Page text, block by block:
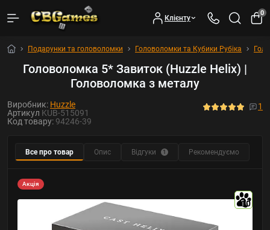
Клієнту
0
Подарунки та головоломки Головоломки та Кубики Рубіка
Головоломка 5* Завиток (Huzzle Helix) |
Головоломка з металу
Виробник: Huzzle
Артикул KUB-515091
Код товару: 94246-39
1
Все про товар Опис Відгуки 1 Рекомендуємо
Акція
10